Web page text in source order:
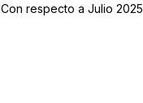
Con respecto a Julio 2025